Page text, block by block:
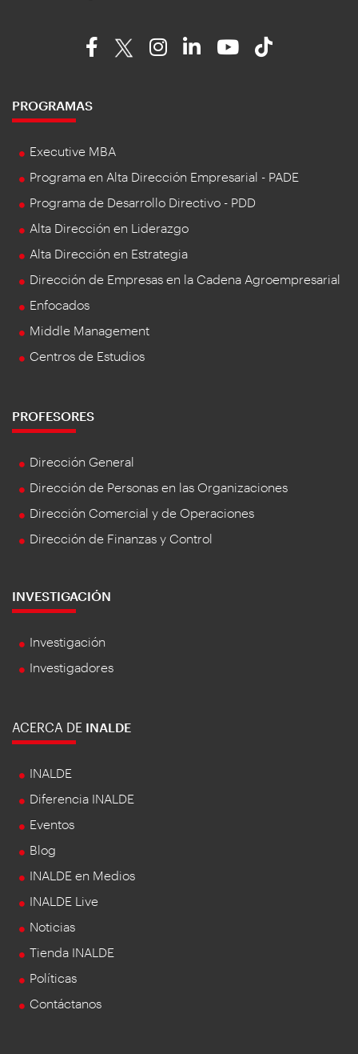
PROGRAMAS
Executive MBA
Programa en Alta Dirección Empresarial - PADE
Programa de Desarrollo Directivo - PDD
Alta Dirección en Liderazgo
Alta Dirección en Estrategia
Dirección de Empresas en la Cadena Agroempresarial
Enfocados
Middle Management
Centros de Estudios
PROFESORES
Dirección General
Dirección de Personas en las Organizaciones
Dirección Comercial y de Operaciones
Dirección de Finanzas y Control
INVESTIGACIÓN
Investigación
Investigadores
ACERCA DE INALDE
INALDE
Diferencia INALDE
Eventos
Blog
INALDE en Medios
INALDE Live
Noticias
Tienda INALDE
Políticas
Contáctanos